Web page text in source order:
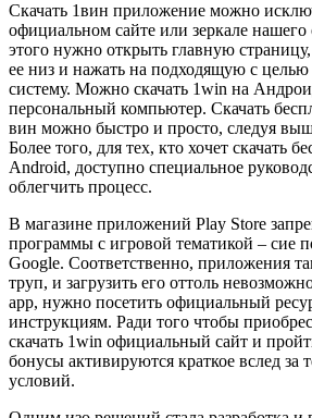
Скачать 1вин приложение можно
официальном сайте или зеркале
этого нужно открыть главную
ее низ и нажать на подходящую с
систему. Можно скачать 1win на
персональный компьютер. Скачать
вин можно быстро и просто, следуя
Более того, для тех, кто хочет скачать
Android, доступно специальное
облегчить процесс.
В магазине приложений Play Store
программы с игровой тематикой – сие
Google. Соответственно, приложения
труп, и загрузить его оттоль
app, нужно посетить официальный
инструкциям. Ради того чтобы
скачать 1win официальный сайт и
бонусы активируются краткое вслед за
условий.